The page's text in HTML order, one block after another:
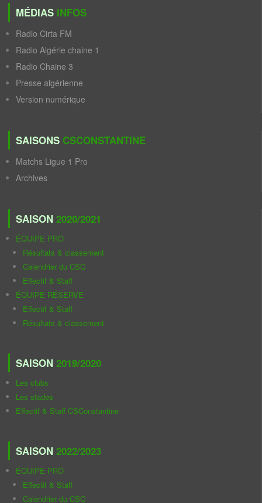
MÉDIAS INFOS
Radio Cirta FM
Radio Algérie chaine 1
Radio Chaine 3
Presse algérienne
Version numérique
SAISONS CSCONSTANTINE
Matchs Ligue 1 Pro
Archives
SAISON 2020/2021
ÉQUIPE PRO
Résultats & classement
Calendrier du CSC
Effectif & Staff
ÉQUIPE RÉSERVE
Effectif & Staff
Résultats & classement
SAISON 2019/2020
Les clubs
Les stades
Effectif & Staff CSConstantine
SAISON 2022/2023
ÉQUIPE PRO
Effectif & Staff
Calendrier du CSC